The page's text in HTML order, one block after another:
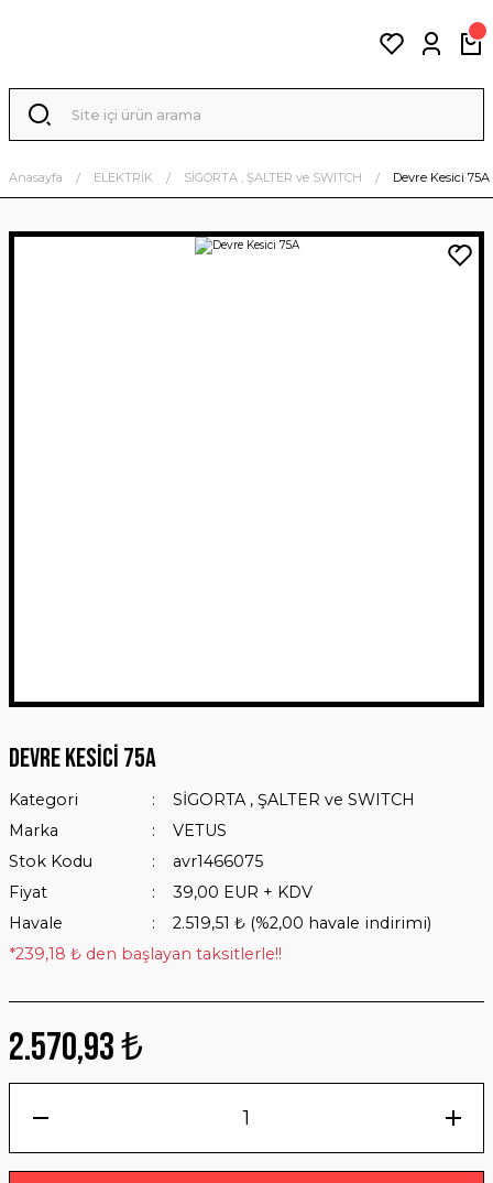
Anasayfa ELEKTRİK SİGORTA , ŞALTER ve SWITCH Devre Kesici 75A
Devre Kesici 75A
Kategori
SİGORTA , ŞALTER ve SWITCH
Marka
VETUS
Stok Kodu
avr1466075
Fiyat
39,00 EUR + KDV
Havale
2.519,51 ₺ (%2,00 havale indirimi)
*239,18 ₺ den başlayan taksitlerle!!
2.570,93 ₺